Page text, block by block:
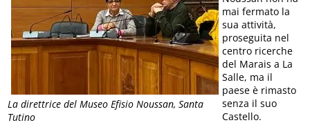
La direttrice del Museo Efisio Noussan, Santa
Tutino
mai fermato la
sua attività,
proseguita nel
centro ricerche
del Marais a La
Salle, ma il
paese è rimasto
senza il suo
Castello.